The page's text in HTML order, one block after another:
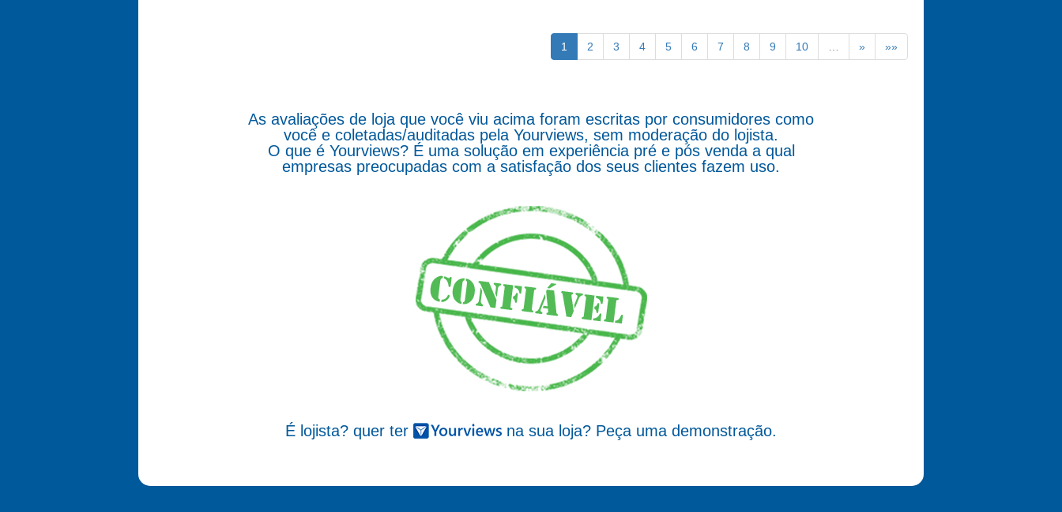
1 2 3 4 5 6 7 8 9 10 » »»
As avaliações de loja que você viu acima foram escritas por consumidores como
você e coletadas/auditadas pela Yourviews, sem moderação do lojista.
O que é Yourviews? É uma solução em experiência pré e pós venda a qual
empresas preocupadas com a satisfação dos seus clientes fazem uso.
É lojista? quer ter na sua loja? Peça uma demonstração.